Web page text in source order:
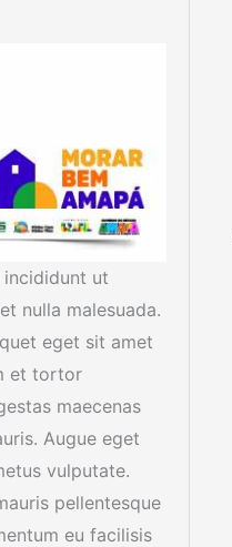
ut
nulla malesuada.
eget sit amet
et tortor
maecenas
Augue eget
vulputate.
pellentesque
eu facilisis